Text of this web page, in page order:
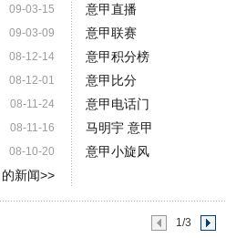
09-03-15
09-03-09
08-12-14
08-12-01
08-11-24
08-11-16
08-10-20
的新闻>>
意甲直播
意甲联赛
意甲积分榜
意甲比分
意甲电话门
马明宇 意甲
意甲小旋风
1/3